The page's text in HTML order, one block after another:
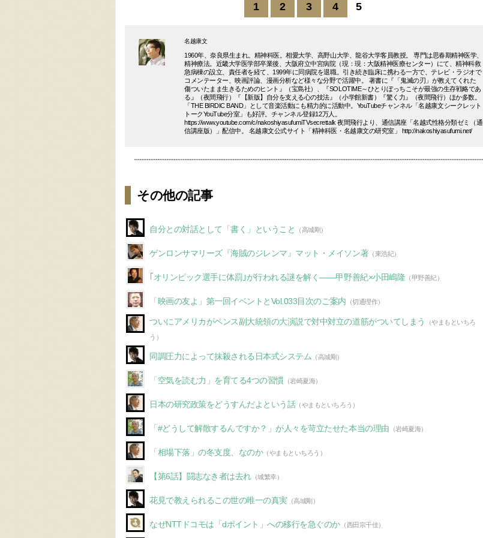
1 2 3 4 5
名越康文
1960年、奈良県生まれ。精神科医。相愛大学、高野山大学、龍谷大学客員教授。 専門は思春期精神医学、
精神療法。近畿大学医学部卒業後、大阪府立中宮病院（現：現：大阪精神医療センター）にて、精神科救
急病棟の設立、責任者を経て、1999年に同病院を退職。引き続き臨床に携わる一方で、テレビ・ラジオで
コメンテーター、映画評論、漫画分析など様々な分野で活躍中。 著書に『「鬼滅の刃」が教えてくれた
傷ついたまま生きるためのヒント』（宝島社）、『SOLOTIME～ひとりぼっちこそが最強の生存戦略であ
る』（夜間飛行）『【新版】自分を支える心の技法』（小学館新書）『驚く力』（夜間飛行）ほか多数。
「THE BIRDIC BAND」として音楽活動にも精力的に活動中。YouTubeチャンネル「名越康文シークレット
トークYouTube分室」も好評。チャンネル登録12万人。
https://www.youtube.com/c/nakoshiyasufumiTVsecrettalk 夜間飛行より、通信講座「名越式性格分類ゼミ（通
信講座版）」配信中。 名越康文公式サイト「精神科医・名越康文の研究室」 http://nakoshiyasufumi.net/
その他の記事
自分との対話として「書く」ということ （高城剛）
ゲンロンサマリーズ『海賊のジレンマ』マット・メイソン著 （東浩紀）
｢オリンピック選手に体罰｣が行われる謎を解く――甲野善紀×小田嶋隆 （甲野善紀）
「映画の友よ」第一回イベントとVol.033目次のご案内 （切通理作）
ついにアメリカがペンス副大統領の大演説で対中対立の道筋がついてしまう （やまもといちろ
う）
同調圧力によって抹殺される日本式システム （高城剛）
「空気を読む力」を育てる4つの習慣（岩崎夏海）
日本の研究政策をどうすんだよという話（やまもといちろう）
「#どうして解散するんですか？」が人々を苛立たせた本当の理由 （岩崎夏海）
「相場下落」の冬支度、なのか（やまもといちろう）
【第6話】闘志なき者は去れ（城繁幸）
花見で教えられるこの世の唯一の真実（高城剛）
なぜNTTドコモは「dポイント」への移行を急ぐのか （西田宗千佳）